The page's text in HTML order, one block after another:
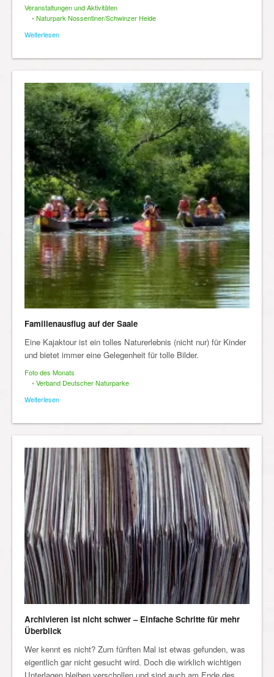
Veranstaltungen und Aktivitäten
• Naturpark Nossentiner/Schwinzer Heide
Weiterlesen
Familienausflug auf der Saale
Eine Kajaktour ist ein tolles Naturerlebnis (nicht nur) für Kinder
und bietet immer eine Gelegenheit für tolle Bilder.
Foto des Monats
• Verband Deutscher Naturparke
Weiterlesen
Archivieren ist nicht schwer – Einfache Schritte für mehr
Überblick
Wer kennt es nicht? Zum fünften Mal ist etwas gefunden, was
eigentlich gar nicht gesucht wird. Doch die wirklich wichtigen